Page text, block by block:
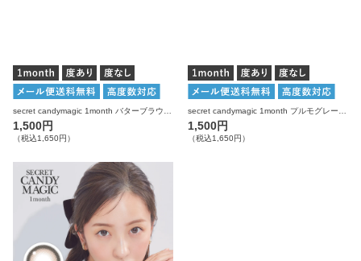
1,500円
（税込1,650円）
1,500円
（税込1,650円）